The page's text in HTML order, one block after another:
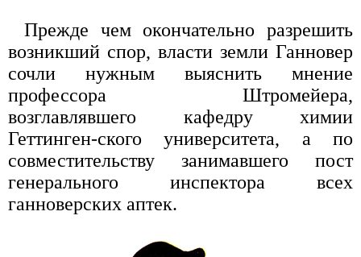
Прежде чем окончательно разрешить
возникший спор, власти земли Ганновер
сочли нужным выяснить мнение
профессора Штромейера,
возглавлявшего кафедру химии
Геттинген-ского университета, а по
совместительству занимавшего пост
генерального инспектора всех
ганноверских аптек.